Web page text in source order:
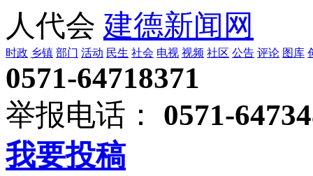
人代会 建德新闻网
时政 乡镇 部门 活动 民生 社会 电视 视频 社区 公告 评论 图库
0571-64718371
举报电话：
0571-
我要投稿